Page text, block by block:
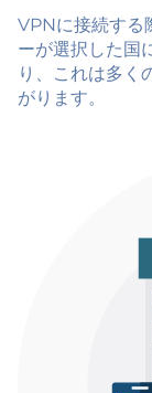
VPNに接続する
ーが選択した国
り、これは多く
がります。